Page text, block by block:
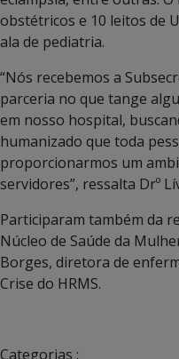
obstétricos e 10 leitos de
ala de pediatria.
“Nós recebemos a
parceria no que tange
em nosso hospital,
humanizado que toda
proporcionarmos um
servidores”, ressalta Drº
Participaram também da
Núcleo de Saúde da
Borges, diretora de
Crise do HRMS.
Categorias :